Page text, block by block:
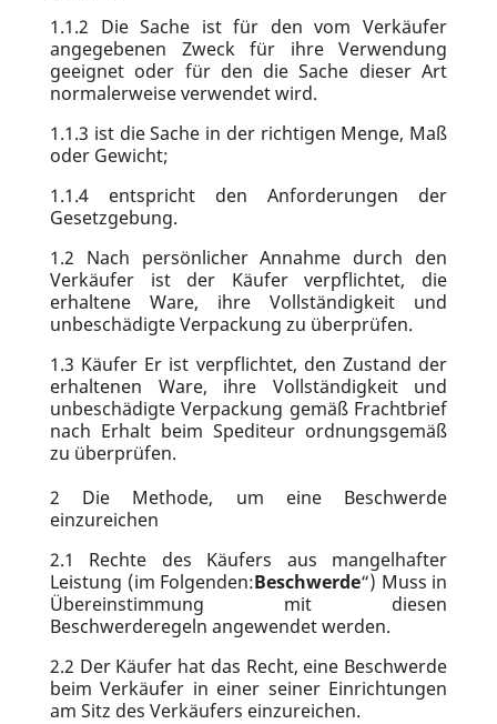
1.1.2 Die Sache ist für den vom Verkäufer
angegebenen Zweck für ihre Verwendung
geeignet oder für den die Sache dieser Art
normalerweise verwendet wird.
1.1.3 ist die Sache in der richtigen Menge, Maß
oder Gewicht;
1.1.4 entspricht den Anforderungen der
Gesetzgebung.
1.2 Nach persönlicher Annahme durch den
Verkäufer ist der Käufer verpflichtet, die
erhaltene Ware, ihre Vollständigkeit und
unbeschädigte Verpackung zu überprüfen.
1.3 Käufer Er ist verpflichtet, den Zustand der
erhaltenen Ware, ihre Vollständigkeit und
unbeschädigte Verpackung gemäß Frachtbrief
nach Erhalt beim Spediteur ordnungsgemäß
zu überprüfen.
2 Die Methode, um eine Beschwerde
einzureichen
2.1 Rechte des Käufers aus mangelhafter
Leistung (im Folgenden:Beschwerde“) Muss in
Übereinstimmung mit diesen
Beschwerderegeln angewendet werden.
2.2 Der Käufer hat das Recht, eine Beschwerde
beim Verkäufer in einer seiner Einrichtungen
am Sitz des Verkäufers einzureichen.